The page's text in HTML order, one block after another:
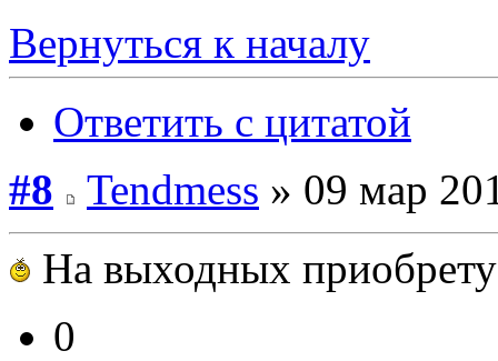
Вернуться к началу
Ответить с цитатой
#8
Tendmess » 09 мар
На выходных
0